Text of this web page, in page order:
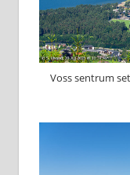
Voss sentrum